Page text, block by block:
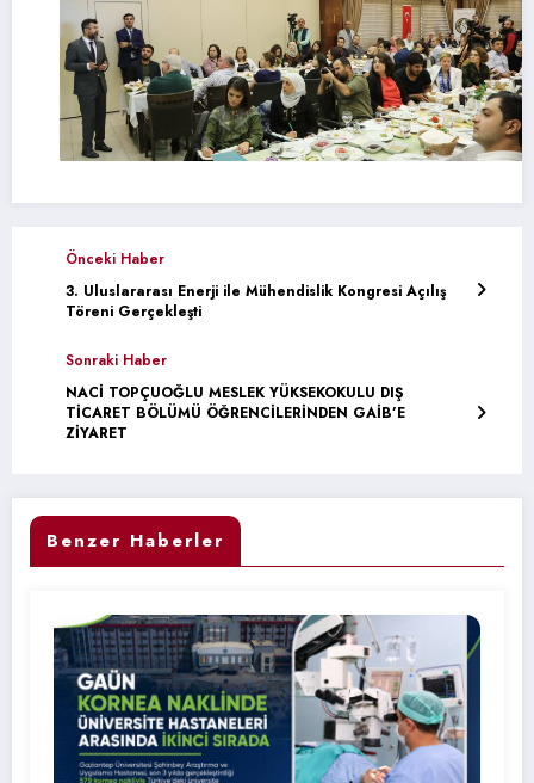
Önceki Haber
3. Uluslararası Enerji ile Mühendislik Kongresi Açılış
Töreni Gerçekleşti
Sonraki Haber
NACİ TOPÇUOĞLU MESLEK YÜKSEKOKULU DIŞ
TİCARET BÖLÜMÜ ÖĞRENCİLERİNDEN GAİB’E
ZİYARET
Benzer Haberler